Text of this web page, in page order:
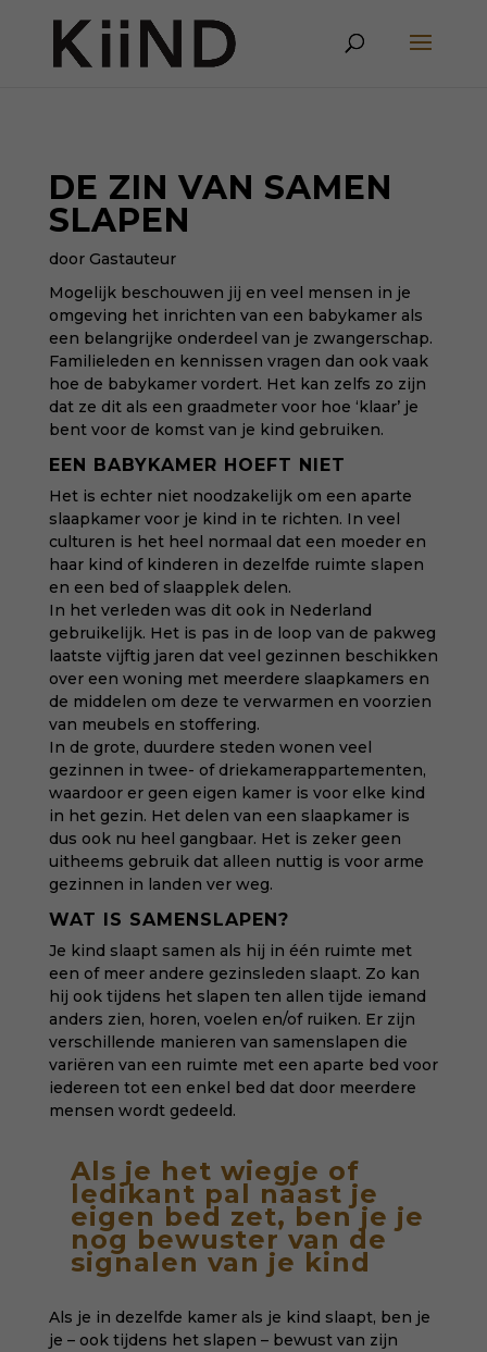
DE ZIN VAN SAMEN
SLAPEN
door Gastauteur
Mogelijk beschouwen jij en veel mensen in je
omgeving het inrichten van een babykamer als
een belangrijke onderdeel van je zwangerschap.
Familieleden en kennissen vragen dan ook vaak
hoe de babykamer vordert. Het kan zelfs zo zijn
dat ze dit als een graadmeter voor hoe ‘klaar’ je
bent voor de komst van je kind gebruiken.
EEN BABYKAMER HOEFT NIET
Het is echter niet noodzakelijk om een aparte
slaapkamer voor je kind in te richten. In veel
culturen is het heel normaal dat een moeder en
haar kind of kinderen in dezelfde ruimte slapen
en een bed of slaapplek delen.
In het verleden was dit ook in Nederland
gebruikelijk. Het is pas in de loop van de pakweg
laatste vijftig jaren dat veel gezinnen beschikken
over een woning met meerdere slaapkamers en
de middelen om deze te verwarmen en voorzien
van meubels en stoffering.
In de grote, duurdere steden wonen veel
gezinnen in twee- of driekamerappartementen,
waardoor er geen eigen kamer is voor elke kind
in het gezin. Het delen van een slaapkamer is
dus ook nu heel gangbaar. Het is zeker geen
uitheems gebruik dat alleen nuttig is voor arme
gezinnen in landen ver weg.
WAT IS SAMENSLAPEN?
Je kind slaapt samen als hij in één ruimte met
een of meer andere gezinsleden slaapt. Zo kan
hij ook tijdens het slapen ten allen tijde iemand
anders zien, horen, voelen en/of ruiken. Er zijn
verschillende manieren van samenslapen die
variëren van een ruimte met een aparte bed voor
iedereen tot een enkel bed dat door meerdere
mensen wordt gedeeld.
Als je het wiegje of
ledikant pal naast je
eigen bed zet, ben je je
nog bewuster van de
signalen van je kind
Als je in dezelfde kamer als je kind slaapt, ben je
je – ook tijdens het slapen – bewust van zijn